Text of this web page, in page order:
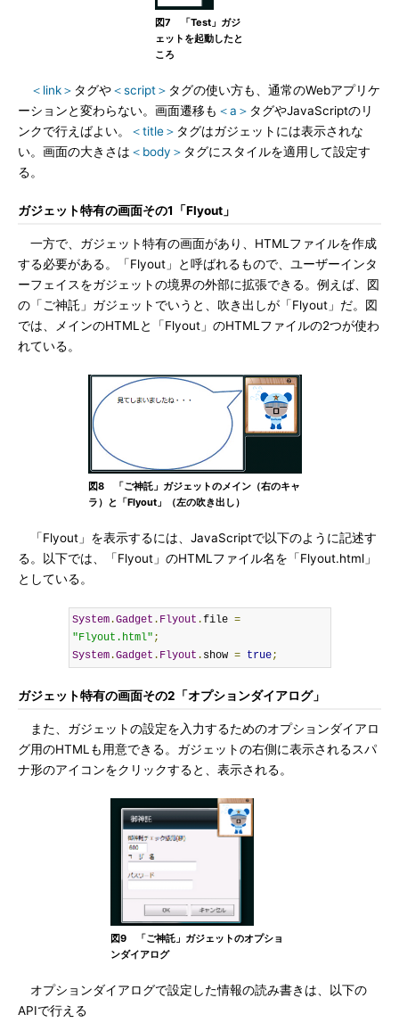
図7 「Test」ガジ
ェットを起動したと
ころ
＜link＞ タグや＜script＞ タグの使い方も、通常のWebアプリケ
ーションと変わらない。画面遷移も ＜a＞ タグやJavaScriptのリ
ンクで行えばよい。
＜title＞ タグはガジェットには表示されな
い。画面の大きさは ＜body＞ タグにスタイルを適用して設定す
る。
ガジェット特有の画面その1「Flyout」
一方で、ガジェット特有の画面があり、HTMLファイルを作成
する必要がある。「Flyout」と呼ばれるもので、ユーザーインタ
ーフェイスをガジェットの境界の外部に拡張できる。例えば、図
の「ご神託」ガジェットでいうと、吹き出しが「Flyout」だ。図
では、メインのHTMLと「Flyout」のHTMLファイルの2つが使わ
れている。
図8 「ご神託」ガジェットのメイン（右のキャ
ラ）と「Flyout」（左の吹き出し）
「Flyout」を表示するには、JavaScriptで以下のように記述す
る。以下では、「Flyout」のHTMLファイル名を「Flyout.html」
としている。
System.Gadget . Flyout .file =
"Flyout.html" ;
System.Gadget . Flyout . show = true;
ガジェット特有の画面その2「オプションダイアログ」
また、ガジェットの設定を入力するためのオプションダイアロ
グ用のHTMLも用意できる。ガジェットの右側に表示されるスパ
ナ形のアイコンをクリックすると、表示される。
図9 「ご神託」ガジェットのオプショ
ンダイアログ
オプションダイアログで設定した情報の読み書きは、以下の
APIで行える